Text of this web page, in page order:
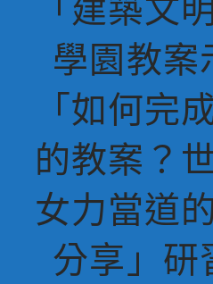
學園教案
「如何完
的教案？
女力當道
分享」研